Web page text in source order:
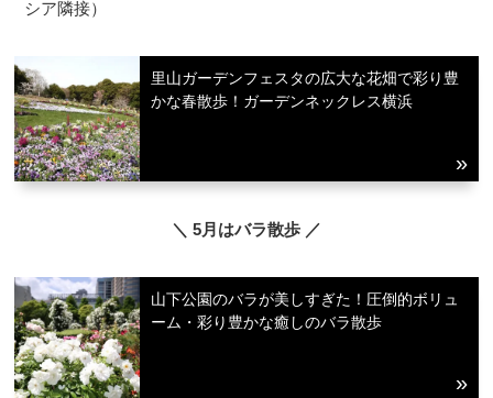
シア隣接）
里山ガーデンフェスタの広大な花畑で彩り豊
かな春散歩！ガーデンネックレス横浜
＼ 5月はバラ散歩 ／
山下公園のバラが美しすぎた！圧倒的ボリュ
ーム・彩り豊かな癒しのバラ散歩